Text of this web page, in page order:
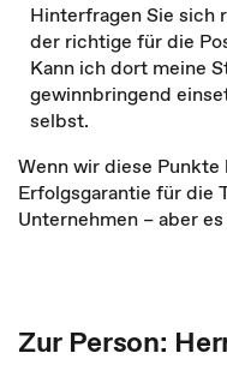
Hinterfragen Sie sich
der richtige für die
Kann ich dort meine
gewinnbringend
selbst.
Wenn wir diese
Erfolgsgarantie für die
Unternehmen – aber
Zur Person: